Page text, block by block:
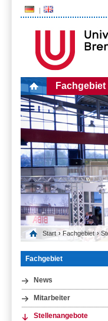
Fachgebiet
Start › Fachgebiet ›
Fachgebiet
News
Mitarbeiter
Stellenangebote